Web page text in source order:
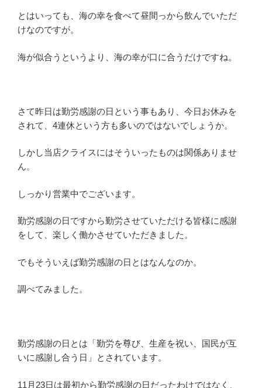
とはいっても、海の幸を食べて昼間っから飲んでいただ
けなのですが。
海が似合うというより、海の幸が口に合うだけですね。
さて昨日は勤労感謝の日という事もあり、今日お休みを
されて、4連休という方も多いのではないでしょうか。
しかし当店クライスにはそういったものは関係ありませ
ん。
しっかり営業中でございます。
勤労感謝の日ですから勤労させていただける皆様に感謝
をして、楽しく働かさせていただきました。
でもそういえば勤労感謝の日とはなんなのか。
調べてみました。
勤労感謝の日とは「勤労を尊び、生産を祝い、国民が互
いに感謝し合う日」とされています。
11月23日は最初から勤労感謝の日だったわけではなく、